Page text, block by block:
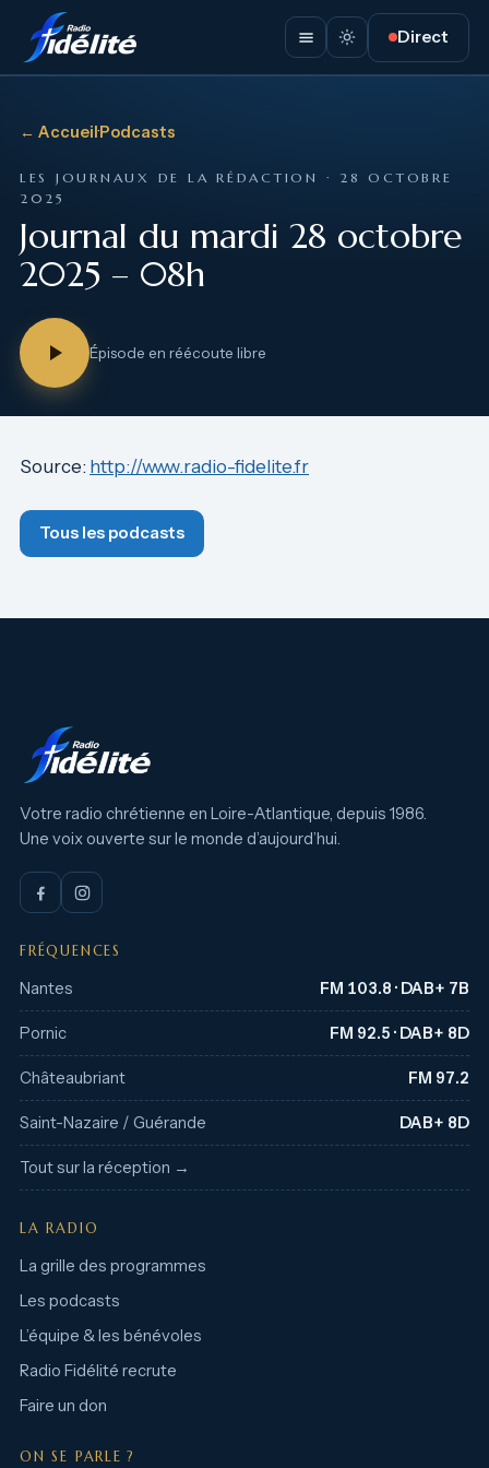
Direct
← Accueil·Podcasts
LES JOURNAUX DE LA RÉDACTION · 28 OCTOBRE
2025
Journal du mardi 28 octobre
2025 – 08h
Épisode en réécoute libre
Source: http://www.radio-fidelite.fr
Tous les podcasts
Votre radio chrétienne en Loire-Atlantique, depuis 1986.
Une voix ouverte sur le monde d’aujourd’hui.
FRÉQUENCES
Nantes FM 103.8 · DAB+ 7B
Pornic FM 92.5 · DAB+ 8D
Châteaubriant FM 97.2
Saint-Nazaire / Guérande DAB+ 8D
Tout sur la réception →
LA RADIO
La grille des programmes
Les podcasts
L’équipe & les bénévoles
Radio Fidélité recrute
Faire un don
ON SE PARLE ?